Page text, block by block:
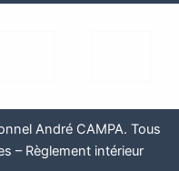
André CAMPA. Tous
– Règlement intérieur